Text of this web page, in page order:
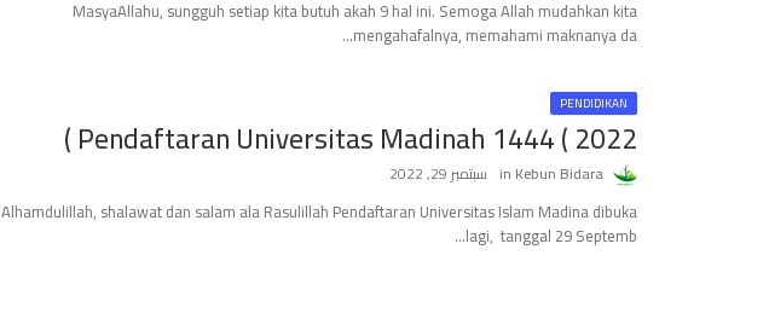
MasyaAllahu, sungguh setiap kita butuh akah 9 hal ini. Semoga Allah mudahkan kita
mengahafalnya, memahami maknanya da…
PENDIDIKAN
Pendaftaran Universitas Madinah 1444 ( 2022 )
Kebun Bidara سبتمبر 29, 2022
Alhamdulillah, shalawat dan salam ala Rasulillah Pendaftaran Universitas Islam Madina dibuka
lagi, tanggal 29 Septemb…